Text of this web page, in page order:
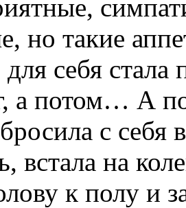
но такие
себя
а потом… А
с
встала на
к полу и